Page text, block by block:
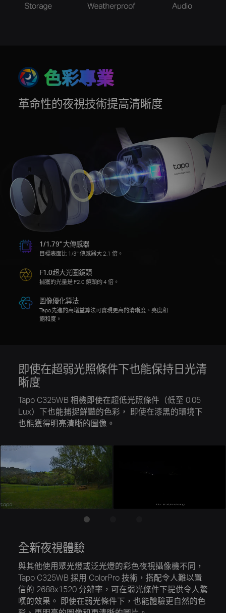
色彩專業
革命性的夜視技術提高清晰度
1/1.79'' 大傳感器
目標表面比 1/3'' 傳感器大 2.1 倍。
F1.0超大光圈鏡頭
捕獲的光量是 F2.0 鏡頭的 4 倍。
圖像優化算法
Tapo先進的高增益算法可實現更高的清晰度、亮度和
飽和度。
即使在超弱光照條件下也能保持日光清
晰度
Tapo C325WB 相機即使在超低光照條件（低至 0.05
Lux）下也能捕捉鮮豔的色彩， 即使在漆黑的環境下
也能獲得明亮清晰的圖像。
全新夜視體驗
與其他使用聚光燈或泛光燈的彩色夜視攝像機不同，
Tapo C325WB 採用 ColorPro技術，搭配令人難以置
信的 2688x1520 分辨率，可在弱光條件下提供令人驚
嘆的效果。 即使在弱光條件下，也能體驗更自然的色